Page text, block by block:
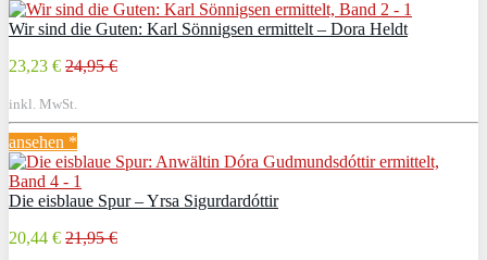
Wir sind die Guten: Karl Sönnigsen ermittelt – Dora Heldt
23,23 € 24,95 €
inkl. MwSt.
ansehen *
Die eisblaue Spur – Yrsa Sigurdardóttir
20,44 € 21,95 €